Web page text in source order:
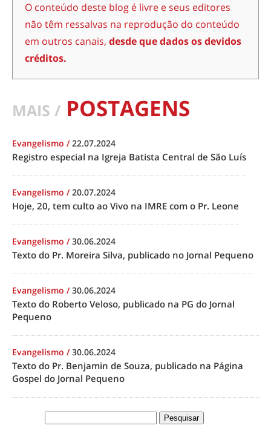
O conteúdo deste blog é livre e seus editores
não têm ressalvas na reprodução do conteúdo
em outros canais, desde que dados os devidos
créditos.
MAIS / POSTAGENS
Evangelismo /22.07.2024
Registro especial na Igreja Batista Central de São Luís
Evangelismo /20.07.2024
Hoje, 20, tem culto ao Vivo na IMRE com o Pr. Leone
Evangelismo /30.06.2024
Texto do Pr. Moreira Silva, publicado no Jornal Pequeno
Evangelismo /30.06.2024
Texto do Roberto Veloso, publicado na PG do Jornal
Pequeno
Evangelismo /30.06.2024
Texto do Pr. Benjamin de Souza, publicado na Página
Gospel do Jornal Pequeno